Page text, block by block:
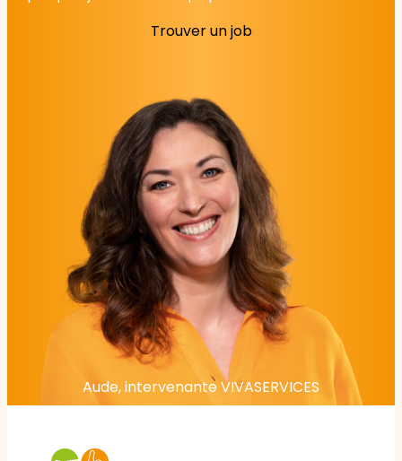
Trouver un job
Aude, intervenante VIVASERVICES